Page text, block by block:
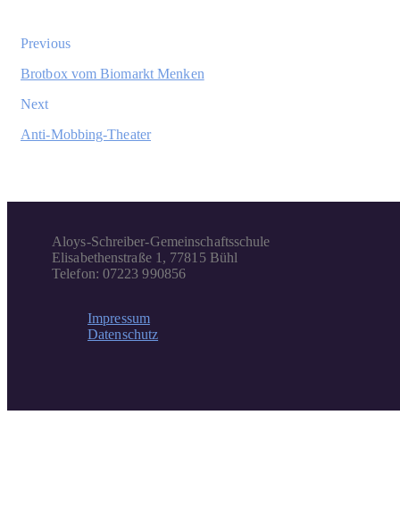
Previous
Brotbox vom Biomarkt Menken
Next
Anti-Mobbing-Theater
Aloys-Schreiber-Gemeinschaftsschule
Elisabethenstraße 1, 77815 Bühl
Telefon: 07223 990856
Impressum
Datenschutz